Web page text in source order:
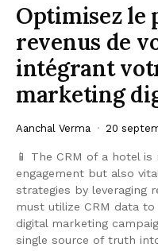
Optimisez le
revenus de
intégrant
marketing
Aanchal Verma 20
📱 The CRM of a hotel
engagement but also
strategies by leveraging
must utilize CRM data
digital marketing
single source of truth